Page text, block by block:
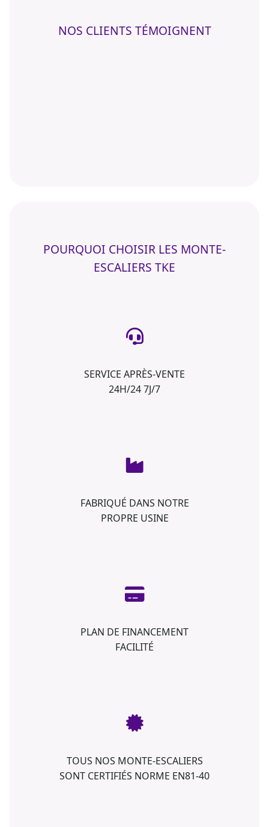
NOS CLIENTS TÉMOIGNENT
POURQUOI CHOISIR LES MONTE-
ESCALIERS TKE
SERVICE APRÈS-VENTE
24H/24 7J/7
FABRIQUÉ DANS NOTRE
PROPRE USINE
PLAN DE FINANCEMENT
FACILITÉ
TOUS NOS MONTE-ESCALIERS
SONT CERTIFIÉS NORME EN81-40